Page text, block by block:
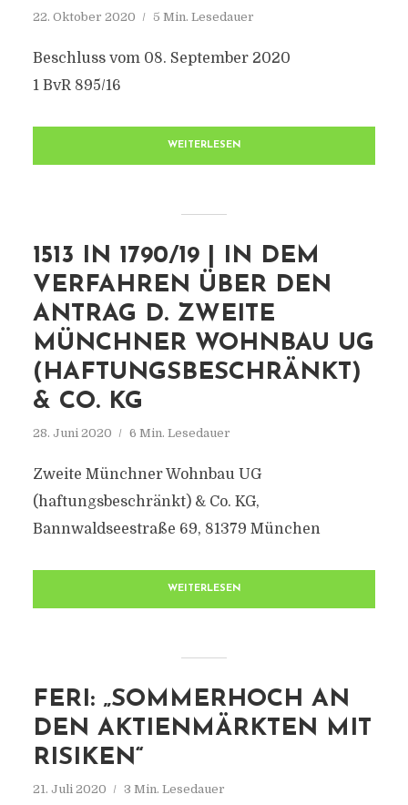
22. Oktober 2020 5 Min. Lesedauer
Beschluss vom 08. September 2020
1 BvR 895/16
WEITERLESEN
1513 IN 1790/19 | IN DEM
VERFAHREN ÜBER DEN
ANTRAG D. ZWEITE
MÜNCHNER WOHNBAU UG
(HAFTUNGSBESCHRÄNKT)
& CO. KG
28. Juni 2020 6 Min. Lesedauer
Zweite Münchner Wohnbau UG
(haftungsbeschränkt) & Co. KG,
Bannwaldseestraße 69, 81379 München
WEITERLESEN
FERI: „SOMMERHOCH AN
DEN AKTIENMÄRKTEN MIT
RISIKEN“
21. Juli 2020 3 Min. Lesedauer